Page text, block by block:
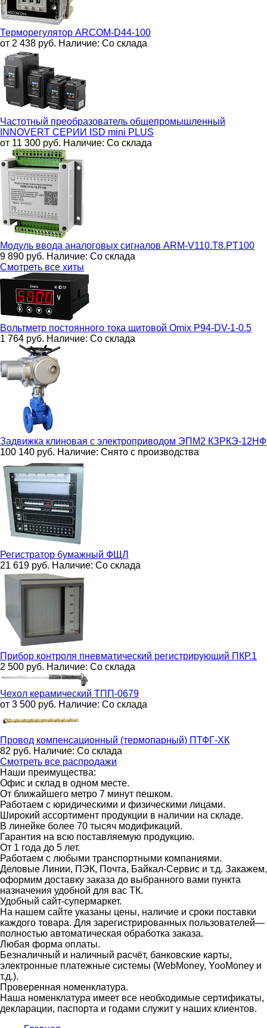
Терморегулятор ARCOM-D44-100
от 2 438 руб. Наличие: Со склада
Частотный преобразователь общепромышленный
INNOVERT СЕРИИ ISD mini PLUS
от 11 300 руб. Наличие: Со склада
Модуль ввода аналоговых сигналов ARM-V110.T8.PT100
9 890 руб. Наличие: Со склада
Смотреть все хиты
Вольтметр постоянного тока щитовой Omix P94-DV-1-0.5
1 764 руб. Наличие: Со склада
Задвижка клиновая c электроприводом ЭПМ2 КЗРКЭ-12НФ
100 140 руб. Наличие: Снято с производства
Регистратор бумажный ФЩЛ
21 619 руб. Наличие: Со склада
Прибор контроля пневматический регистрирующий ПКР.1
2 500 руб. Наличие: Со склада
Чехол керамический ТПП-0679
от 3 500 руб. Наличие: Со склада
Провод компенсационный (термопарный) ПТФГ-ХК
82 руб. Наличие: Со склада
Смотреть все распродажи
Наши преимущества:
Офис и склад в одном месте.
От ближайшего метро 7 минут пешком.
Работаем с юридическими и физическими лицами.
Широкий ассортимент продукции в наличии на складе.
В линейке более 70 тысяч модификаций.
Гарантия на всю поставляемую продукцию.
От 1 года до 5 лет.
Работаем с любыми транспортными компаниями.
Деловые Линии, ПЭК, Почта, Байкал-Сервис и т.д. Закажем,
оформим доставку заказа до выбранного вами пункта
назначения удобной для вас ТК.
Удобный сайт-супермаркет.
На нашем сайте указаны цены, наличие и сроки поставки
каждого товара. Для зарегистрированных пользователей—
полностью автоматическая обработка заказа.
Любая форма оплаты.
Безналичный и наличный расчёт, банковские карты,
электронные платежные системы (WebMoney, YooMoney и
т.д.).
Проверенная номенклатура.
Наша номенклатура имеет все необходимые сертификаты,
декларации, паспорта и годами служит у наших клиентов.